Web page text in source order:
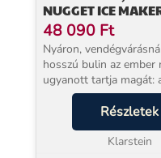
NUGGET ICE
48 090 Ft
Nyáron,
hosszú bulin az ember
ugyanott tartja magát:
elfogy, a boltból hozott
jég mire hazaér, félig
soha nem elég. A
Wallberg Nugge...
Részletek
Klarstein